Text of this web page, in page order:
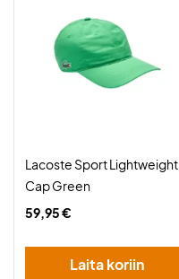
Lacoste Sport Lightweight
Cap Green
59,95 €
Laita koriin